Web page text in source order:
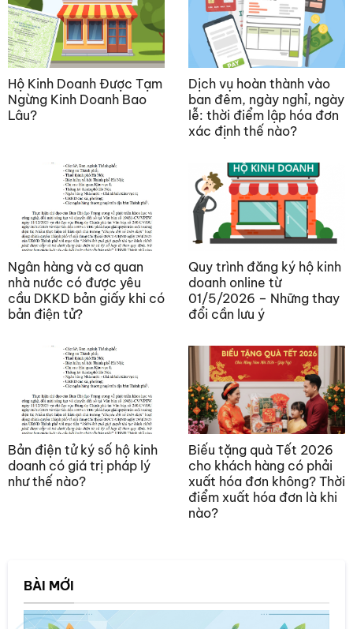
Hộ Kinh Doanh Được Tạm
Ngừng Kinh Doanh Bao
Lâu?
Dịch vụ hoàn thành vào
ban đêm, ngày nghỉ, ngày
lễ: thời điểm lập hóa đơn
xác định thế nào?
Ngân hàng và cơ quan
nhà nước có được yêu
cầu DKKD bản giấy khi có
bản điện tử?
Quy trình đăng ký hộ kinh
doanh online từ
01/5/2026 – Những thay
đổi cần lưu ý
Bản điện tử ký số hộ kinh
doanh có giá trị pháp lý
như thế nào?
Biếu tặng quà Tết 2026
cho khách hàng có phải
xuất hóa đơn không? Thời
điểm xuất hóa đơn là khi
nào?
BÀI MỚI